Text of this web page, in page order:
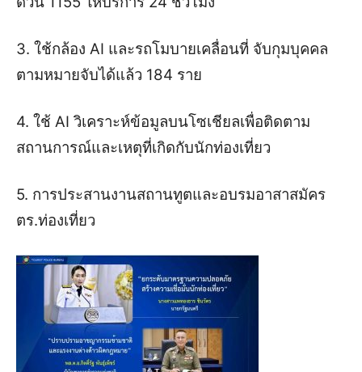
3. ใช้กล้อง AI และรถโมบายเคลื่อนที่ จับกุมบุคคล
ตามหมายจับได้แล้ว 184 ราย
4. ใช้ AI วิเคราะห์ข้อมูลบนโซเชียลเพื่อติดตาม
สถานการณ์และเหตุที่เกิดกับนักท่องเที่ยว
5. การประสานงานสถานทูตและอบรมอาสาสมัคร
ตร.ท่องเที่ยว